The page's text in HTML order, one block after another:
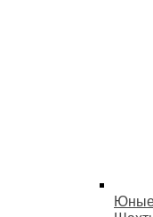
Юные